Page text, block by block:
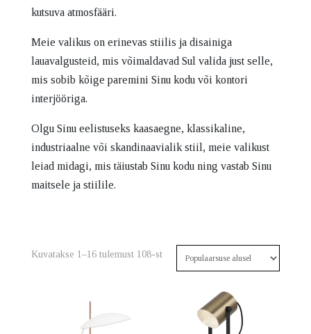
kutsuva atmosfääri.
Meie valikus on erinevas stiilis ja disainiga
lauavalgusteid, mis võimaldavad Sul valida just selle,
mis sobib kõige paremini Sinu kodu või kontori
interjööriga.
Olgu Sinu eelistuseks kaasaegne, klassikaline,
industriaalne või skandinaavialik stiil, meie valikust
leiad midagi, mis täiustab Sinu kodu ning vastab Sinu
maitsele ja stiilile.
Kuvatakse 1–16 tulemust 108-stSorteeritud
populaarsuse